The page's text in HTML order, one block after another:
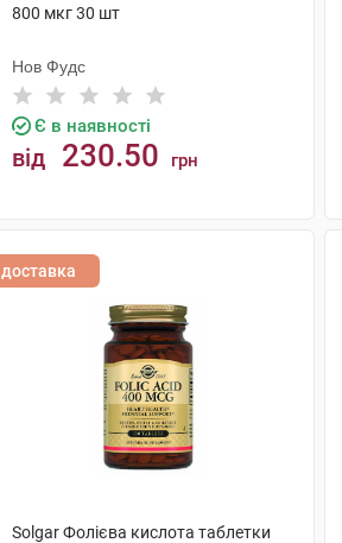
800 мкг 30 шт
Нов Фудс
Є в наявності
від 230.50 грн
доставка
Solgar Фолієва кислота таблетки